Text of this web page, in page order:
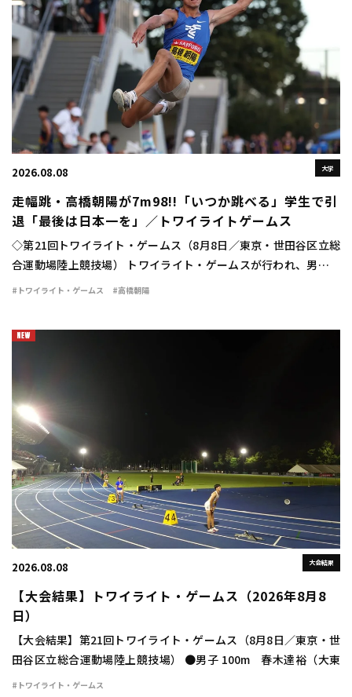
大学
2026.08.08
走幅跳・高橋朝陽が7m98!!「いつか跳べる」学生で引
退「最後は日本一を」／トワイライトゲームス
◇第21回トワイライト・ゲームス（8月8日／東京・世田谷区立総
合運動場陸上競技場） トワイライト・ゲームスが行われ、男子走
幅跳は高橋朝陽（東海大）が7m98（＋0.3）の大ジャンプを見せ
#トワイライト・ゲームス #高橋朝陽
大会結果
2026.08.08
【大会結果】トワイライト・ゲームス（2026年8月8
日）
【大会結果】第21回トワイライト・ゲームス（8月8日／東京・世
田谷区立総合運動場陸上競技場） ●男子 100m 春木達裕（大東
大） 10秒24（＋1.8） 400m 豊田兼（トヨタ自動車） 46秒
#トワイライト・ゲームス